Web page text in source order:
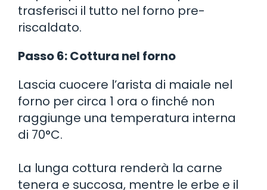
trasferisci il tutto nel forno pre-
riscaldato.
Passo 6: Cottura nel forno
Lascia cuocere l’arista di maiale nel
forno per circa 1 ora o finché non
raggiunge una temperatura interna
di 70°C.
La lunga cottura renderà la carne
tenera e succosa, mentre le erbe e il